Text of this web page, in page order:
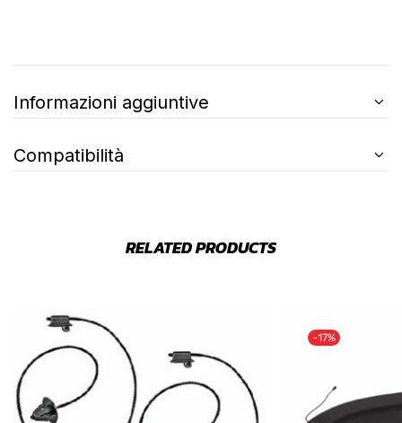
Informazioni aggiuntive
Compatibilità
RELATED PRODUCTS
-17%